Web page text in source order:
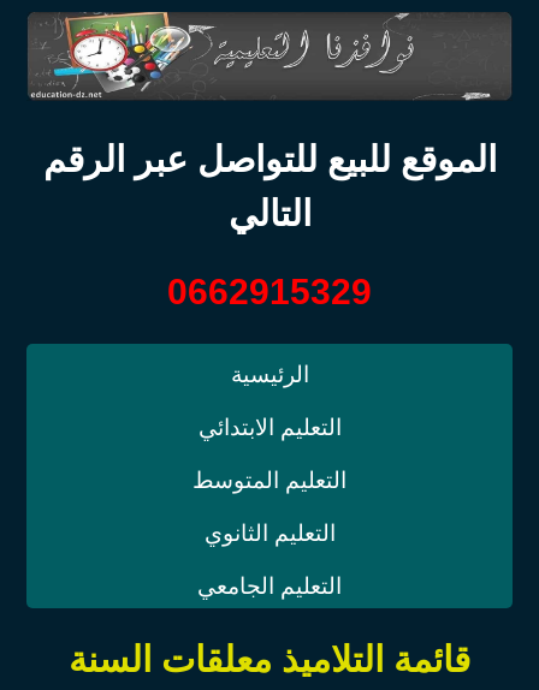
الموقع للبيع للتواصل عبر الرقم
التالي
0662915329
الرئيسية
التعليم الابتدائي
التعليم المتوسط
التعليم الثانوي
التعليم الجامعي
قائمة التلاميذ معلقات السنة